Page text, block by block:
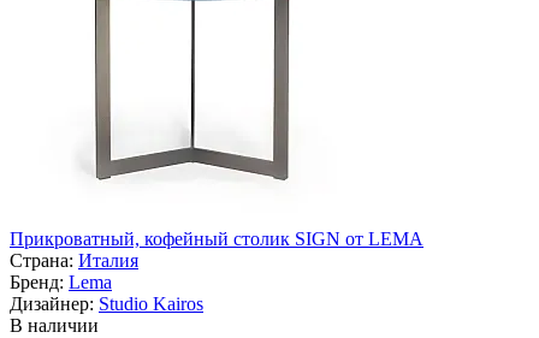
Прикроватный, кофейный столик SIGN от LEMA
Страна: Италия
Бренд: Lema
Дизайнер: Studio Kairos
В наличии